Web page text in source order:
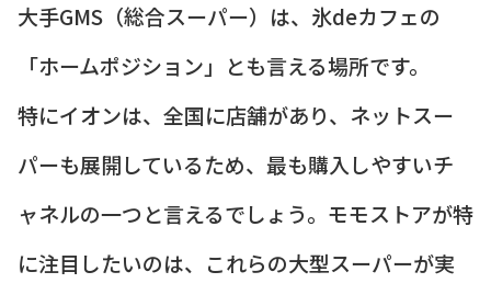
大手GMS（総合スーパー）は、氷deカフェの
「ホームポジション」とも言える場所です。
特にイオンは、全国に店舗があり、ネットスー
パーも展開しているため、最も購入しやすいチ
ャネルの一つと言えるでしょう。モモストアが特
に注目したいのは、これらの大型スーパーが実